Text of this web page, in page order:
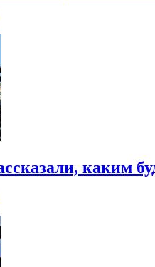
каким